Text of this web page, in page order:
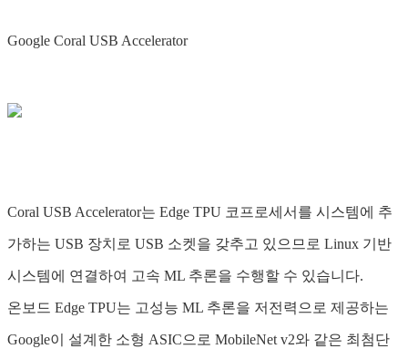
Google Coral USB Accelerator
Coral USB Accelerator는 Edge TPU 코프로세서를 시스템에 추
가하는 USB 장치로 USB 소켓을 갖추고 있으므로 Linux 기반
시스템에 연결하여 고속 ML 추론을 수행할 수 있습니다.
온보드 Edge TPU는 고성능 ML 추론을 저전력으로 제공하는
Google이 설계한 소형 ASIC으로 MobileNet v2와 같은 최첨단